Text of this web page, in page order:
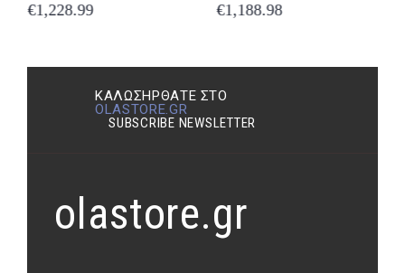
€1,228.99 €1,188.98
ΚΑΛΩΣΉΡΘΑΤΕ ΣΤΟ
OLASTORE.GR
SUBSCRIBE NEWSLETTER
olastore.gr